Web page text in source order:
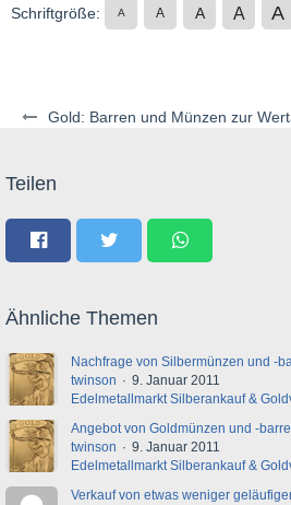
Gold: Barren und Münzen zur
Schriftgröße: A A A A A
Teilen
Ähnliche Themen
Nachfrage von Silbermünzen und -
twinson
9. Januar 2011
Edelmetallmarkt Silberankauf &
Angebot von Goldmünzen und -
twinson
9. Januar 2011
Edelmetallmarkt Silberankauf &
Verkauf von etwas weniger